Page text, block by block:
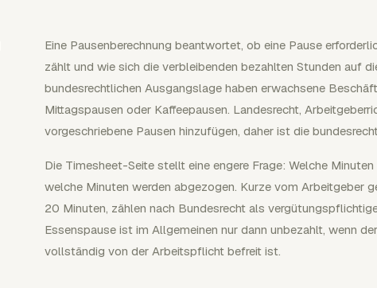
Eine Pausenberechnung beantwortet, ob eine Pause
zählt und wie sich die verbleibenden bezahlten Stunden auf
bundesrechtlichen Ausgangslage haben erwachsene
Mittagspausen oder Kaffeepausen. Landesrecht,
vorgeschriebene Pausen hinzufügen, daher ist die
Die Timesheet-Seite stellt eine engere Frage: Welche
welche Minuten werden abgezogen. Kurze vom Arbeitgeber
20 Minuten, zählen nach Bundesrecht als
Essenspause ist im Allgemeinen nur dann unbezahlt, wenn
vollständig von der Arbeitspflicht befreit ist.